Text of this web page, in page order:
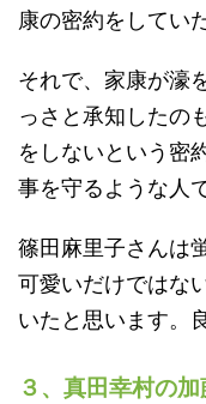
康の密約をしてい
それで、家康が濠
っさと承知したの
をしないという密
事を守るような人
篠田麻里子さんは
可愛いだけではな
いたと思います。
３、真田幸村の